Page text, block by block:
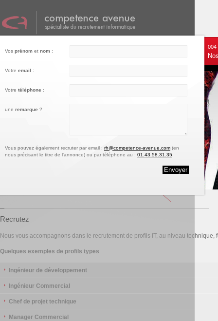
004
Recrutez
Nous vous accompagnons dans le recrutement de profils IT, au niveau technique,
Quelques exemples de profils types
Ingénieur de développement
Ingénieur Commercial
Chef de projet technique
Manager Commercial
Vos prénom et nom :
Votre email :
Votre téléphone :
une remarque ?
Vous pouvez également recruter par email : rh@competence-avenue.com (en
nous précisant le titre de l'annonce) ou par téléphone au : 01.43.58.31.35